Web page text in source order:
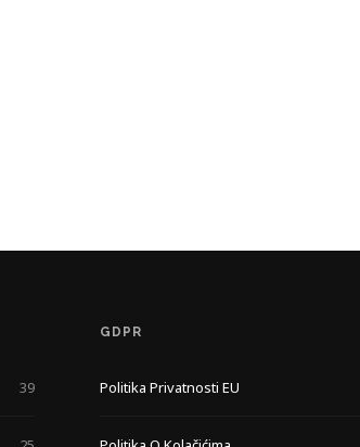
39
GDPR
Politika Privatnosti EU